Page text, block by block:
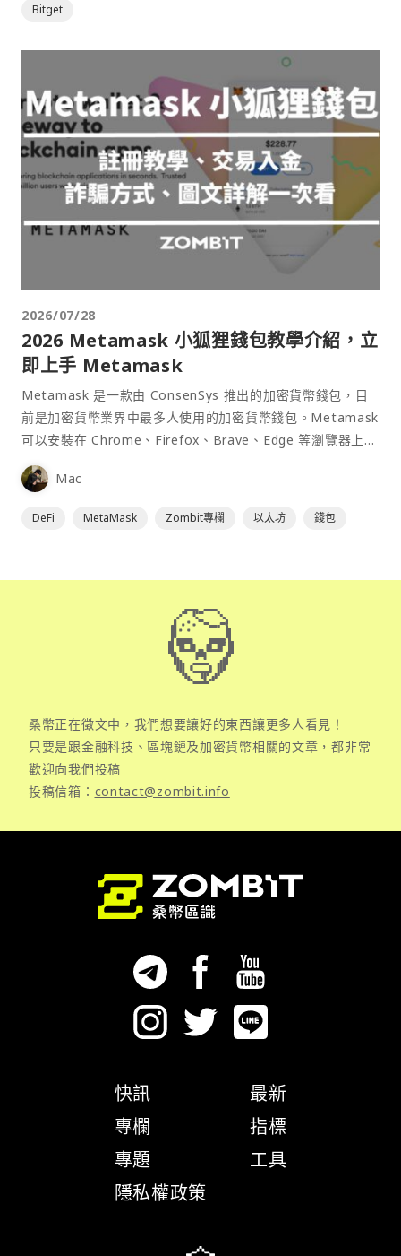
Bitget
2026/07/28
2026 Metamask 小狐狸錢包教學介紹，立
即上手 Metamask
Metamask 是一款由 ConsenSys 推出的加密貨幣錢包，目
前是加密貨幣業界中最多人使用的加密貨幣錢包。Metamask
可以安裝在 Chrome、Firefox、Brave、Edge 等瀏覽器上作
為插件使用，具備許多功能且使用上非常方便。
Mac
DeFi MetaMask Zombit專欄 以太坊 錢包
桑幣正在徵文中，我們想要讓好的東西讓更多人看見！
只要是跟金融科技、區塊鏈及加密貨幣相關的文章，都非常
歡迎向我們投稿
投稿信箱： contact@zombit.info
快訊
專欄
專題
隱私權政策
最新
指標
工具